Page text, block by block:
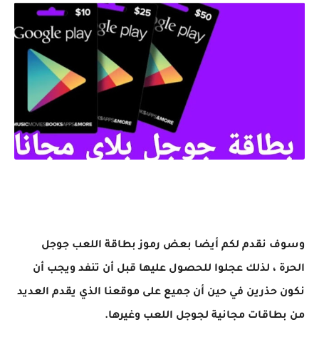
وسوف نقدم لكم أيضا بعض رموز بطاقة اللعب جوجل
الحرة ، لذلك عجلوا للحصول عليها قبل أن تنفد ويجب أن
نكون حذرين في حين أن جميع على موقعنا الذي يقدم العديد
من بطاقات مجانية لجوجل اللعب وغيرها.